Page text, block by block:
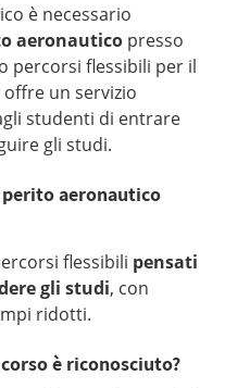
è necessario
aeronautico presso
percorsi flessibili per il
offre un servizio
studenti di entrare
gli studi.
aeronautico
flessibili pensati
gli studi, con
ridotti.
è riconosciuto?